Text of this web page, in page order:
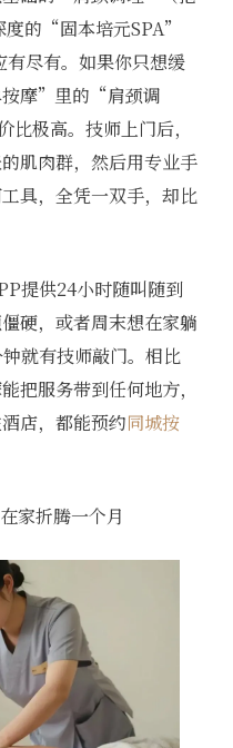
度的“固本培元SPA”
有尽有。如果你只想缓
摩”里的“肩颈调
极高。技师上门后，
肌肉群，然后用专业手
具，全凭一双手，却比
提供24小时随叫随到
硬，或者周末想在家躺
就有技师敲门。相比
把服务带到任何地方，
店，都能预约同城按
家折腾一个月